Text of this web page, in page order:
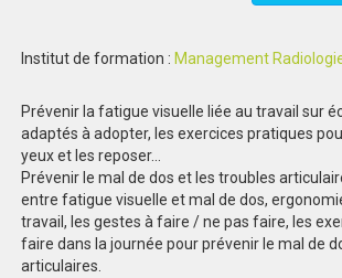
Institut de formation : Management
Prévenir la fatigue visuelle liée au travail sur
adaptés à adopter, les exercices pratiques
yeux et les reposer...
Prévenir le mal de dos et les troubles
entre fatigue visuelle et mal de dos,
travail, les gestes à faire / ne pas faire, les
faire dans la journée pour prévenir le mal de
articulaires.